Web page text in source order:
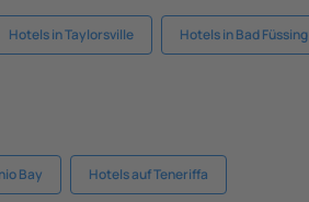
Hotels in Taylorsville Hotels in Bad Füssing
Bay Hotels auf Teneriffa